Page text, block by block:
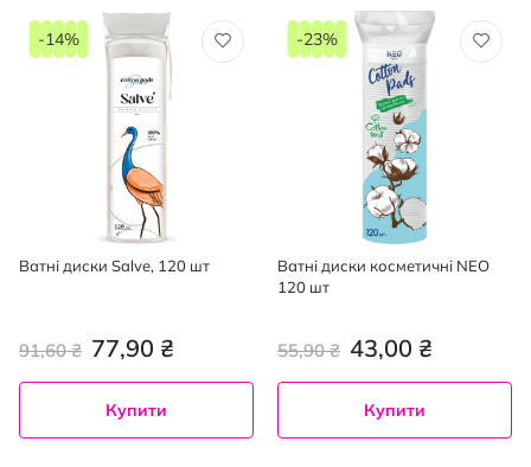
Ватні диски Salve, 120 шт
77,90 ₴
91,60 ₴
-14%
Купити
Ватні диски косметичні NEO
120 шт
43,00 ₴
55,90 ₴
-23%
Купити